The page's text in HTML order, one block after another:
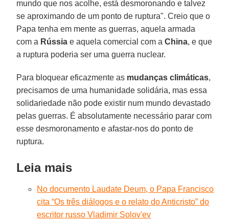
mundo que nos acolhe, está desmoronando e talvez
se aproximando de um ponto de ruptura". Creio que o
Papa tenha em mente as guerras, aquela armada
com a Rússia e aquela comercial com aChina, e que
a ruptura poderia ser uma guerra nuclear.
Para bloquear eficazmente as mudanças climáticas,
precisamos de uma humanidade solidária, mas essa
solidariedade não pode existir num mundo devastado
pelas guerras. É absolutamente necessário parar com
esse desmoronamento e afastar-nos do ponto de
ruptura.
Leia mais
No documento Laudate Deum, o Papa Francisco
cita “Os três diálogos e o relato do Anticristo” do
escritor russo Vladimir Solov'ev